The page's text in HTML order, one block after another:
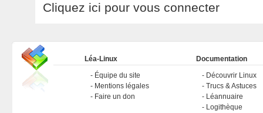
Cliquez ici pour vous connecter
Léa-Linux
Équipe du site
Mentions légales
Faire un don
Documentation
Découvrir Linux
Trucs & Astuces
Léannuaire
Logithèque